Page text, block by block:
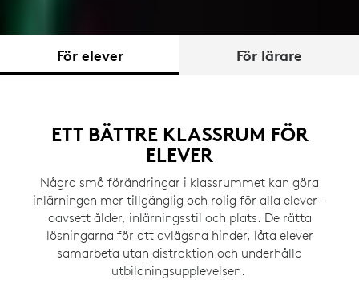
För elever För lärare
ETT BÄTTRE KLASSRUM FÖR
ELEVER
Några små förändringar i klassrummet kan göra
inlärningen mer tillgänglig och rolig för alla elever –
oavsett ålder, inlärningsstil och plats. De rätta
lösningarna för att avlägsna hinder, låta elever
samarbeta utan distraktion och underhålla
utbildningsupplevelsen.